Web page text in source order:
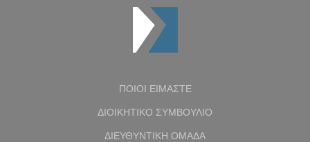
ΠΟΙΟΙ ΕΙΜΑΣΤΕ
ΔΙΟΙΚΗΤΙΚΟ ΣΥΜΒΟΥΛΙΟ
ΔΙΕΥΘΥΝΤΙΚΗ ΟΜΑΔΑ